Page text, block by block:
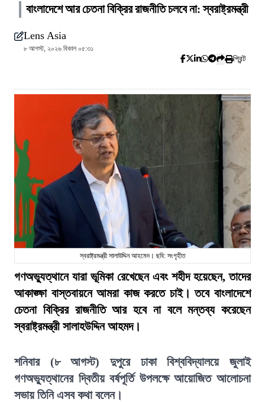
বাংলাদেশে আর চেতনা বিক্রির রাজনীতি চলবে না: স্বরাষ্ট্রমন্ত্রী
Lens Asia
৮ আগস্ট, ২০২৬ বিকাল ০৫:৩১
প্রিন্ট
স্বরাষ্ট্রমন্ত্রী সালাউদ্দিন আহমেদ। ছবি: সংগৃহীত
গণঅভ্যুত্থানে যারা ভূমিকা রেখেছেন এবং শহীদ হয়েছেন, তাদের
আকাঙ্ক্ষা বাস্তবায়নে আমরা কাজ করতে চাই। তবে বাংলাদেশে
চেতনা বিক্রির রাজনীতি আর হবে না বলে মন্তব্য করেছেন
স্বরাষ্ট্রমন্ত্রী সালাহউদ্দিন আহমদ।
শনিবার (৮ আগস্ট) দুপুরে ঢাকা বিশ্ববিদ্যালয়ে জুলাই
গণঅভ্যুত্থানের দ্বিতীয় বর্ষপূর্তি উপলক্ষে আয়োজিত আলোচনা
সভায় তিনি এসব কথা বলেন।